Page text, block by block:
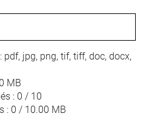
pdf, jpg, png, tif, tiff, doc, docx,
MB
: 0 / 10
: 0 / 10.00 MB